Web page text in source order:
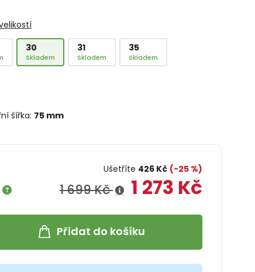
30
Skladem
31
Skladem
35
Skladem
šířka: 75 mm
Ušetříte 426 Kč (-25 %)
1 699 Kč 1 273 Kč
Přidat do košíku